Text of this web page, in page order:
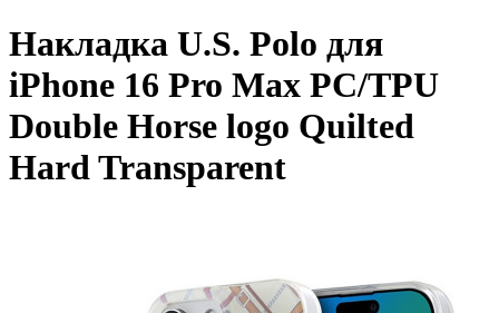
Накладка U.S. Polo для
iPhone 16 Pro Max PC/TPU
Double Horse logo Quilted
Hard Transparent